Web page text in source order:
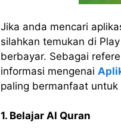
Jika anda mencari
silahkan temukan di
berbayar. Sebagai
informasi mengenai
paling bermanfaat untuk
1. Belajar Al Quran